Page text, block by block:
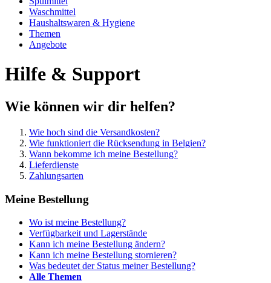
Waschmittel
Haushaltswaren & Hygiene
Themen
Angebote
Hilfe & Support
Wie können wir dir helfen?
Wie hoch sind die Versandkosten?
Wie funktioniert die Rücksendung in Belgien?
Wann bekomme ich meine Bestellung?
Lieferdienste
Zahlungsarten
Meine Bestellung
Wo ist meine Bestellung?
Verfügbarkeit und Lagerstände
Kann ich meine Bestellung ändern?
Kann ich meine Bestellung stornieren?
Was bedeutet der Status meiner Bestellung?
Alle Themen